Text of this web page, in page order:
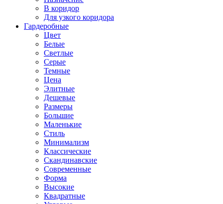
В коридор
Для узкого коридора
Гардеробные
Цвет
Белые
Светлые
Серые
Темные
Цена
Элитные
Дешевые
Размеры
Большие
Маленькие
Стиль
Минимализм
Классические
Скандинавские
Современные
Форма
Высокие
Квадратные